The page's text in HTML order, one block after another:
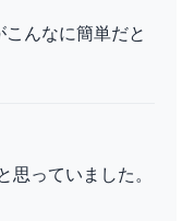
んなに簡単だと
思っていました。